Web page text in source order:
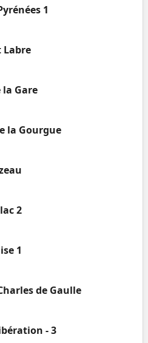
1
Labre
la Gare
la Gourgue
2
1
de Gaulle
- 3